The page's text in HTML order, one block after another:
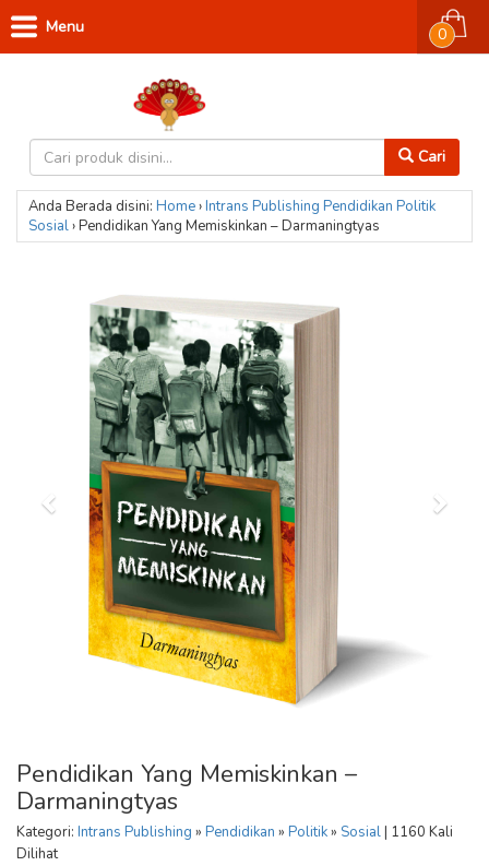
Cari
0
Menu
Anda Berada disini: Home›Intrans Publishing Pendidikan Politik
Sosial›Pendidikan Yang Memiskinkan – Darmaningtyas
Pendidikan Yang Memiskinkan –
Darmaningtyas
Kategori: Intrans Publishing » Pendidikan » Politik» Sosial| 1160 Kali
Dilihat